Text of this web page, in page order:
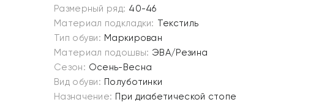
Размерный ряд: 40-46
Материал подкладки: Текстиль
Тип обуви: Маркирован
Материал подошвы: ЭВА/Резина
Сезон: Осень-Весна
Вид обуви: Полуботинки
Назначение: При диабетической стопе